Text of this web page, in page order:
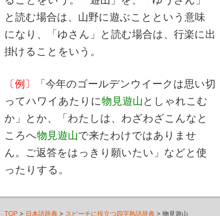
と読む場合は、山野に遊ぶことという意味
になり、「ゆさん」と読む場合は、行楽に出
掛けることをいう。
〔例〕
「今年のゴールデンウイークは思い切
ってハワイあたりに物見遊山 としゃれこむ
か」とか、「わたしは、わざわざこんなと
ころへ物見遊山で来たわけではありませ
ん。ご返答をはっきり願いたい」などと使
ったりする。
TOP > 日本語辞典> スピーチに役立つ四字熟語辞典> 物見遊山